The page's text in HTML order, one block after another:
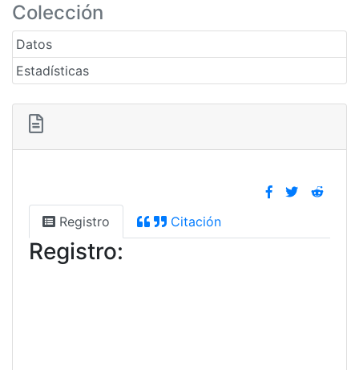
Colección
Datos
Estadísticas
Registro Citación
Registro: